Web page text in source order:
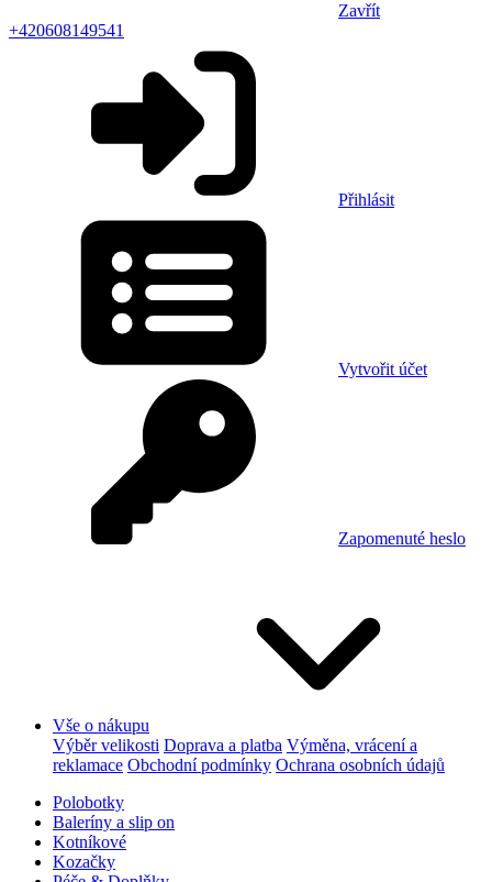
Zavřít
+420608149541
Přihlásit
Vytvořit účet
Zapomenuté heslo
Vše o nákupu
Výběr velikosti Doprava a platba Výměna, vrácení a
reklamace Obchodní podmínky Ochrana osobních údajů
Polobotky
Baleríny a slip on
Kotníkové
Kozačky